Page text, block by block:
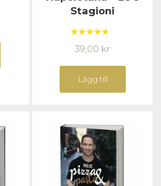
Stagioni
Betygsatt
5.00av 5
39,00 kr
Lägg till